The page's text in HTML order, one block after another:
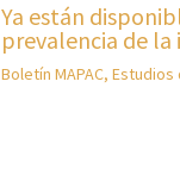
Ya están
prevalencia de la
Boletín MAPAC, Estudios